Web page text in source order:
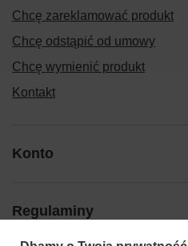
Chcę zareklamować produkt
Chcę odstąpić od umowy
Chcę wymienić produkt
Kontakt
Konto
Regulaminy